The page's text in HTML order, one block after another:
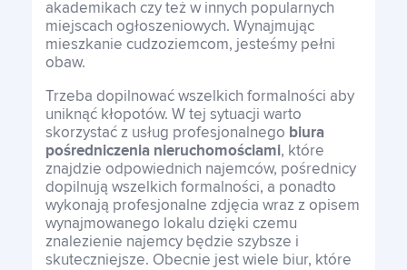
akademikach czy też w innych popularnych
miejscach ogłoszeniowych. Wynajmując
mieszkanie cudzoziemcom, jesteśmy pełni
obaw.
Trzeba dopilnować wszelkich formalności aby
uniknąć kłopotów. W tej sytuacji warto
skorzystać z usług profesjonalnego biura
pośredniczenia nieruchomościami, które
znajdzie odpowiednich najemców, pośrednicy
dopilnują wszelkich formalności, a ponadto
wykonają profesjonalne zdjęcia wraz z opisem
wynajmowanego lokalu dzięki czemu
znalezienie najemcy będzie szybsze i
skuteczniejsze. Obecnie jest wiele biur, które